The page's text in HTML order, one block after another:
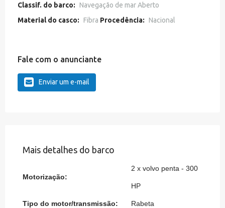
Classif. do barco: Navegação de mar Aberto
Material do casco: Fibra Procedência: Nacional
Fale com o anunciante
Enviar um e-mail
Mais detalhes do barco
Motorização:
2 x volvo penta - 300
HP
Tipo do motor/transmissão: Rabeta